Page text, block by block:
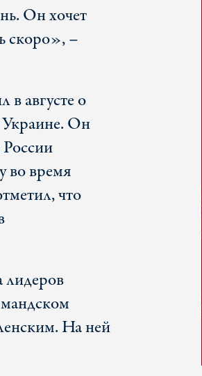
Он хочет
скоро», –
августе о
Украине. Он
во время
что
лидеров
На ней